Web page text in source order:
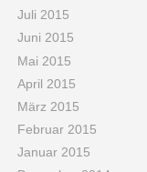
Juli 2015
Juni 2015
Mai 2015
April 2015
März 2015
Februar 2015
Januar 2015